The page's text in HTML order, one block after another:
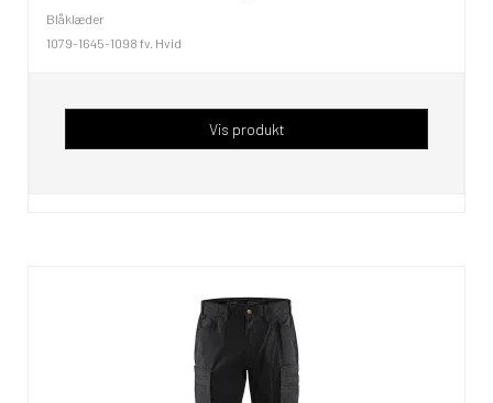
Blåklæder
1079-1645-1098 fv. Hvid
Vis produkt